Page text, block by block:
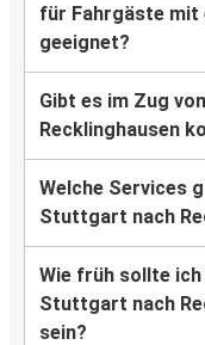
für Fahrgäste
geeignet?
Gibt es im Zug
Recklinghausen
Welche Services
Stuttgart nach
Wie früh sollte
Stuttgart nach
sein?